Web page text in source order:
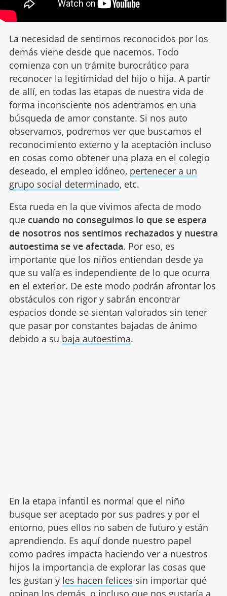
La necesidad de sentirnos reconocidos por los
demás viene desde que nacemos. Todo
comienza con un trámite burocrático para
reconocer la legitimidad del hijo o hija. A partir
de allí, en todas las etapas de nuestra vida de
forma inconsciente nos adentramos en una
búsqueda de amor constante. Si nos auto
observamos, podremos ver que buscamos el
reconocimiento externo y la aceptación incluso
en cosas como obtener una plaza en el colegio
deseado, el empleo idóneo, pertenecer a un
grupo social determinado, etc.
Esta rueda en la que vivimos afecta de modo
que cuando no conseguimos lo que se espera
de nosotros nos sentimos rechazados y nuestra
autoestima se ve afectada. Por eso, es
importante que los niños entiendan desde ya
que su valía es independiente de lo que ocurra
en el exterior. De este modo podrán afrontar los
obstáculos con rigor y sabrán encontrar
espacios donde se sientan valorados sin tener
que pasar por constantes bajadas de ánimo
debido a su baja autoestima.
En la etapa infantil es normal que el niño
busque ser aceptado por sus padres y por el
entorno, pues ellos no saben de futuro y están
aprendiendo. Es aquí donde nuestro papel
como padres impacta haciendo ver a nuestros
hijos la importancia de explorar las cosas que
les gustan y les hacen felices sin importar qué